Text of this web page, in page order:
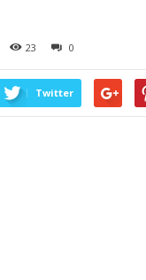
23 0
Twitter